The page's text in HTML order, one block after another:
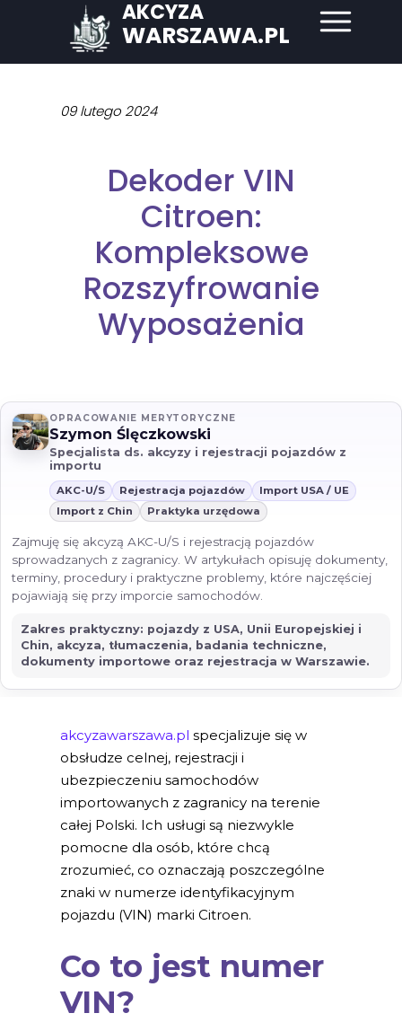
AKCYZA
WARSZAWA.PL
09 lutego 2024
Dekoder VIN
Citroen:
Kompleksowe
Rozszyfrowanie
Wyposażenia
akcyzawarszawa.pl specjalizuje się w
obsłudze celnej, rejestracji i
ubezpieczeniu samochodów
importowanych z zagranicy na terenie
całej Polski. Ich usługi są niezwykle
pomocne dla osób, które chcą
zrozumieć, co oznaczają poszczególne
znaki w numerze identyfikacyjnym
pojazdu (VIN) marki Citroen.
Co to jest numer
VIN?
OPRACOWANIE MERYTORYCZNE
Szymon Ślęczkowski
Specjalista ds. akcyzy i rejestracji pojazdów z
importu
AKC-U/S Rejestracja pojazdów
Import USA / UE
Import z Chin
Praktyka urzędowa
Zajmuję się akcyzą AKC-U/S i rejestracją pojazdów
sprowadzanych z zagranicy. W artykułach opisuję dokumenty,
terminy, procedury i praktyczne problemy, które najczęściej
pojawiają się przy imporcie samochodów.
Zakres praktyczny: pojazdy z USA, Unii Europejskiej i
Chin, akcyza, tłumaczenia, badania techniczne,
dokumenty importowe oraz rejestracja w Warszawie.